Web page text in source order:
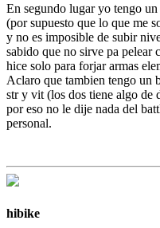
En segundo lugar yo tengo
(por supuesto que lo que me
y no es imposible de subir
sabido que no sirve pa pelear
hice solo para forjar armas
Aclaro que tambien tengo un
str y vit (los dos tiene algo de
por eso no le dije nada del
personal.
hibike